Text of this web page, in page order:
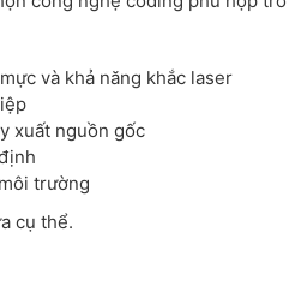
và khả năng khắc laser
xuất nguồn gốc
trường
cụ thể.